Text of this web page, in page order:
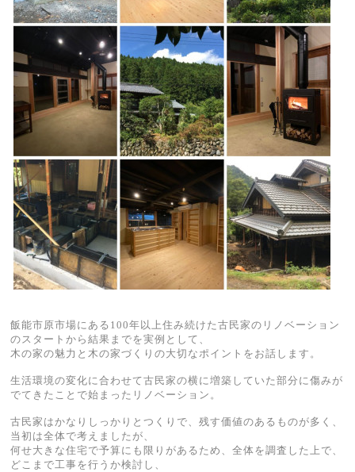
飯能市原市場にある100年以上住み続けた古民家のリノベーション
のスタートから結果までを実例として、
木の家の魅力と木の家づくりの大切なポイントをお話します。
生活環境の変化に合わせて古民家の横に増築していた部分に傷みが
でてきたことで始まったリノベーション。
古民家はかなりしっかりとつくりで、残す価値のあるものが多く、
当初は全体で考えましたが、
何せ大きな住宅で予算にも限りがあるため、全体を調査した上で、
どこまで工事を行うか検討し、